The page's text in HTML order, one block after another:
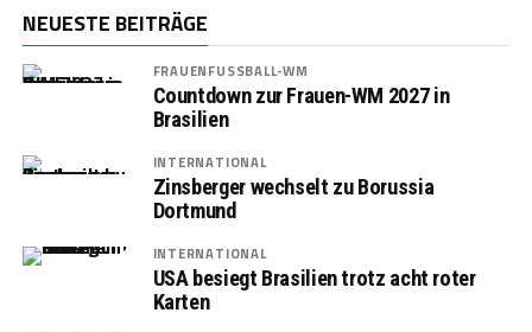
NEUESTE BEITRÄGE
FRAUENFUSSBALL-WM
Countdown zur Frauen-WM 2027 in
Brasilien
INTERNATIONAL
Zinsberger wechselt zu Borussia
Dortmund
INTERNATIONAL
USA besiegt Brasilien trotz acht roter
Karten